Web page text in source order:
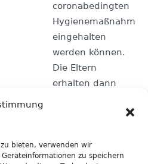
bieten, verwenden wir
zu speichern
coronabedingten
Hygienemaßnahmen
eingehalten
werden können.
Die Eltern
erhalten dann
Termin, an dem in
Kita besichtigt
werden kann.